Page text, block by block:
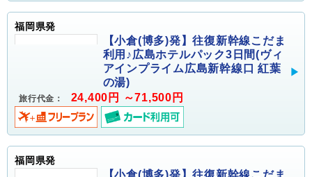
福岡県発
【小倉(博多)発】往復新幹線こだま
利用♪広島ホテルパック3日間(ヴィ
アインプライム広島新幹線口 紅葉
の湯)
旅行代金： 24,400円 ～71,500円
福岡県発
【小倉(博多)発】往復新幹線こだま